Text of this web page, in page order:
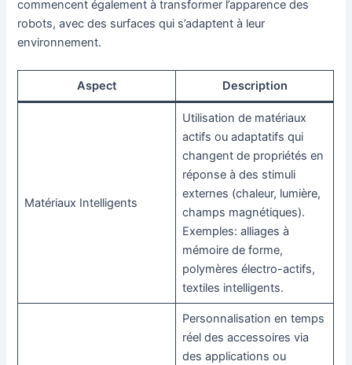
commencent également à transformer l’apparence des
robots, avec des surfaces qui s’adaptent à leur
environnement.
Aspect Description
Matériaux Intelligents
Utilisation de matériaux
actifs ou adaptatifs qui
changent de propriétés en
réponse à des stimuli
externes (chaleur, lumière,
champs magnétiques).
Exemples: alliages à
mémoire de forme,
polymères électro-actifs,
textiles intelligents.
Personnalisation en temps
réel des accessoires via
des applications ou